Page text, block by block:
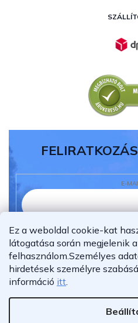
Ez a weboldal cookie-kat
látogatása során megjelenik
felhasználom.Személyes
hirdetések személyre
információ itt.
E-
Elolvastam és
Feliratkozás
Shoptet